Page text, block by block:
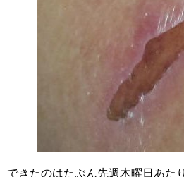
できたのはたぶん先週木曜日あた